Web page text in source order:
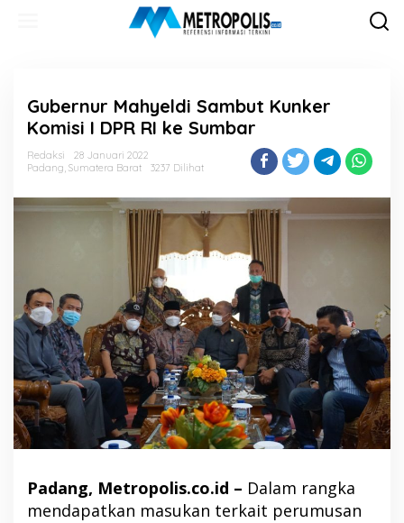
Gubernur Mahyeldi Sambut Kunker
Komisi I DPR RI ke Sumbar
Redaksi
28 Januari 2022
Padang, Sumatera Barat 3237 Dilihat
Padang, Metropolis.co.id – Dalam rangka
mendapatkan masukan terkait perumusan